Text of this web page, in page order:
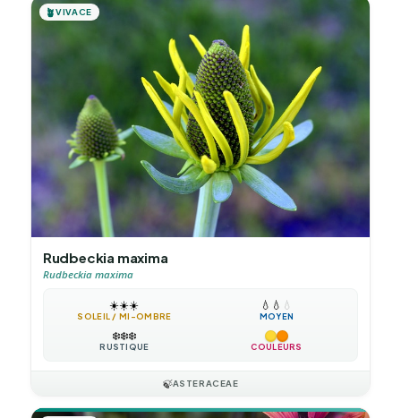
🪴VIVACE
Rudbeckia maxima
Rudbeckia maxima
☀️☀️☀️
SOLEIL / MI-OMBRE
💧 💧 💧
MOYEN
❄️❄️❄️
RUSTIQUE COULEURS
🍃ASTERACEAE